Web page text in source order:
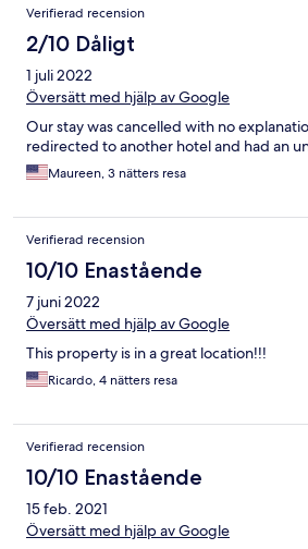
Verifierad recension
2/10 Dåligt
1 juli 2022
Översätt med hjälp av Google
Our stay was cancelled with no
redirected to another hotel and had an
Maureen, 3 nätters resa
Verifierad recension
10/10 Enastående
7 juni 2022
Översätt med hjälp av Google
This property is in a great location!!!
Ricardo, 4 nätters resa
Verifierad recension
10/10 Enastående
15 feb. 2021
Översätt med hjälp av Google